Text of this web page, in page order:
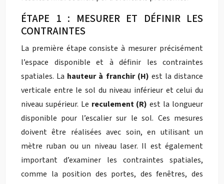
ÉTAPE 1 : MESURER ET DÉFINIR LES
CONTRAINTES
La première étape consiste à mesurer précisément
l’espace disponible et à définir les contraintes
spatiales. La hauteur à franchir (H) est la distance
verticale entre le sol du niveau inférieur et celui du
niveau supérieur. Le reculement (R)est la longueur
disponible pour l’escalier sur le sol. Ces mesures
doivent être réalisées avec soin, en utilisant un
mètre ruban ou un niveau laser. Il est également
important d’examiner les contraintes spatiales,
comme la position des portes, des fenêtres, des